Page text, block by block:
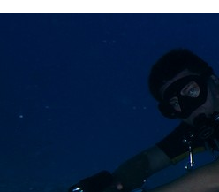
Forum ist auf
wie gewohnt